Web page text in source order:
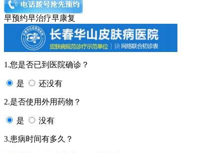
早预约早治疗早康复
1.您是否已到医院确诊？
是 还没有
2.是否使用外用药物？
是 没有
3.患病时间有多久？